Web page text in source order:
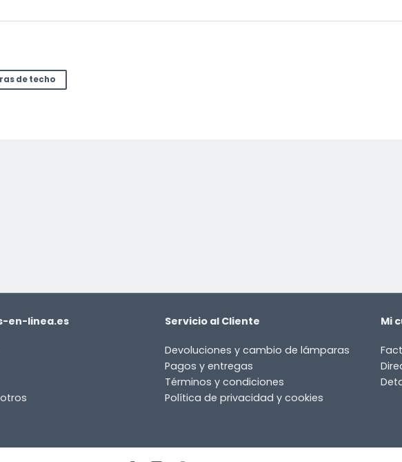
de techo
en-linea.es Servicio al Cliente
Devoluciones y cambio de lámparas
Pagos y entregas
Términos y condiciones
Política de privacidad y cookies
Mi